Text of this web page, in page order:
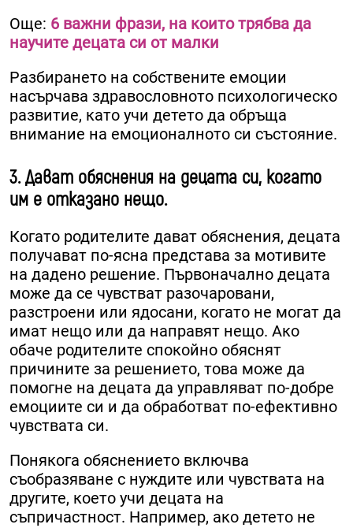
Още: 6 важни фрази, на които трябва да
научите децата си от малки
Разбирането на собствените емоции
насърчава здравословното психологическо
развитие, като учи детето да обръща
внимание на емоционалното си състояние.
3. Дават обяснения на децата си, когато
им е отказано нещо.
Когато родителите дават обяснения, децата
получават по-ясна представа за мотивите
на дадено решение. Първоначално децата
може да се чувстват разочаровани,
разстроени или ядосани, когато не могат да
имат нещо или да направят нещо. Ако
обаче родителите спокойно обяснят
причините за решението, това може да
помогне на децата да управляват по-добре
емоциите си и да обработват по-ефективно
чувствата си.
Понякога обяснението включва
съобразяване с нуждите или чувствата на
другите, което учи децата на
съпричастност. Например, ако детето не